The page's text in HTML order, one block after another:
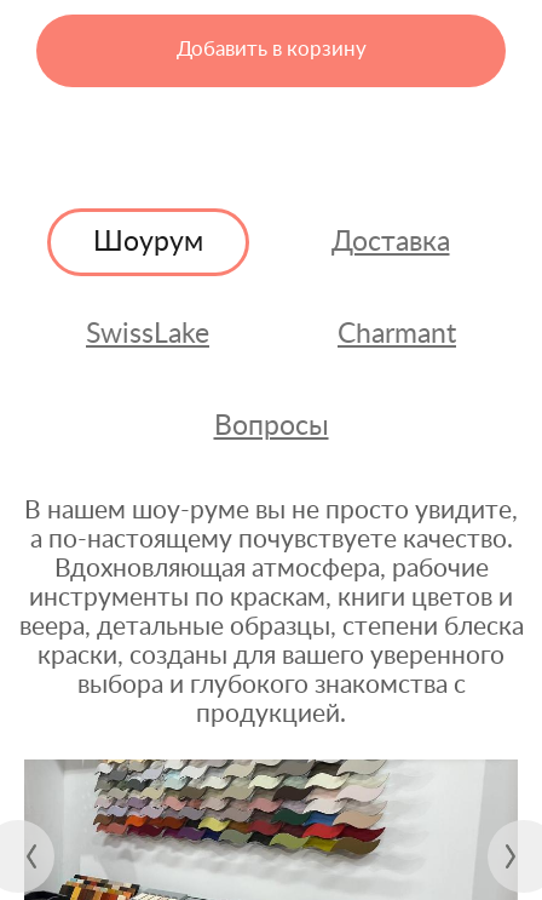
Добавить в корзину
Шоурум Доставка
SwissLake Charmant
Вопросы
В нашем шоу-руме вы не просто увидите,
а по-настоящему почувствуете качество.
Вдохновляющая атмосфера, рабочие
инструменты по краскам, книги цветов и
веера, детальные образцы, степени блеска
краски, созданы для вашего уверенного
выбора и глубокого знакомства с
продукцией.